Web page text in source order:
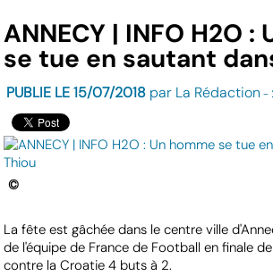
ANNECY | INFO H2O :
se tue en sautant
PUBLIE LE 15/07/2018 par La Rédaction -
©
La fête est gâchée dans le centre ville
de l'équipe de France de Football en finale
contre la Croatie 4 buts à 2.